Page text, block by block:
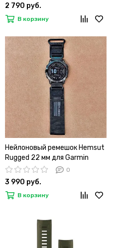
быстросъемный черная
пряжка (Коричневый)
2 790 руб.
В корзину
Нейлоновый ремешок Hemsut
Rugged 22 мм для Garmin
Fenix 7 6 5, Epix Gen 2 47mm,
MARQ, Instinct, Forerunner
(Черный)
0
3 990 руб.
В корзину